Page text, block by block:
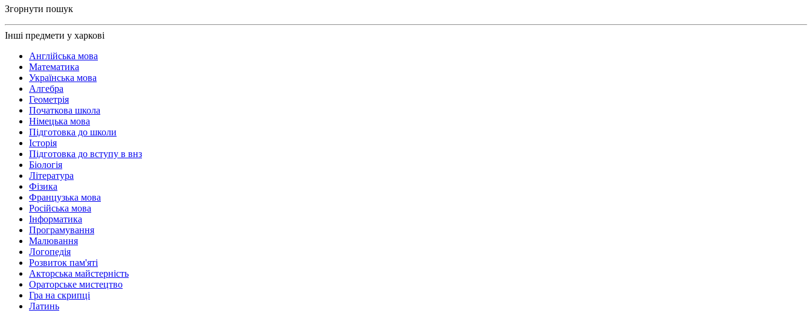
Згорнути пошук
Інші предмети у харкові
Англійська мова
Математика
Українська мова
Алгебра
Геометрія
Початкова школа
Німецька мова
Підготовка до школи
Історія
Підготовка до вступу в внз
Біологія
Література
Фізика
Французька мова
Російська мова
Інформатика
Програмування
Малювання
Логопедія
Розвиток пам'яті
Акторська майстерність
Ораторське мистецтво
Гра на скрипці
Латинь